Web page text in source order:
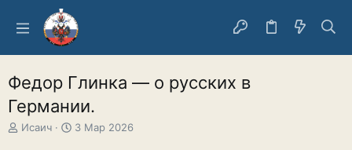
Федор Глинка — о русских в
Германии.
А
Исаич
Д
3 Мар 2026